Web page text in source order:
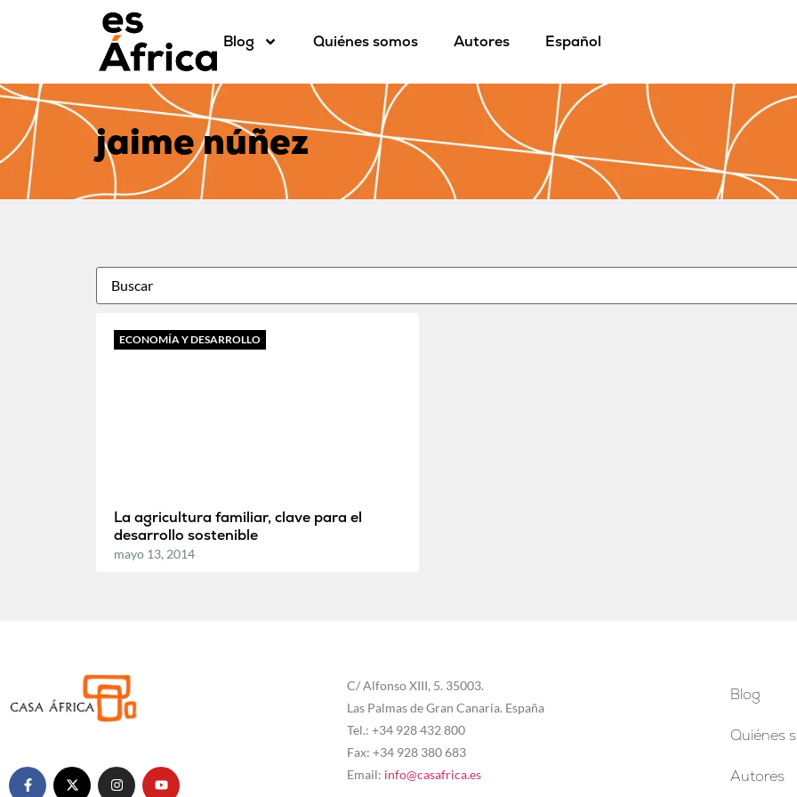
Blog Quiénes somos Autores Español
jaime núñez
ECONOMÍA Y DESARROLLO
La agricultura familiar, clave para el
desarrollo sostenible
mayo 13, 2014
C/ Alfonso XIII, 5. 35003.
Las Palmas de Gran Canaria. España
Tel.: +34 928 432 800
Fax: +34 928 380 683
Email: info@casafrica.es
Blog
Quiénes
Autores